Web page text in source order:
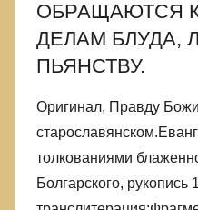
ОБРАЩАЮТСЯ
ДЕЛАМ БЛУДА,
ПЬЯНСТВУ.
Оригинал, Правду
толкованиями
Болгарского, рукопись